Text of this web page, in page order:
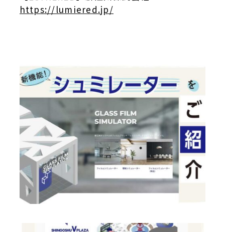
https://lumiered.jp/